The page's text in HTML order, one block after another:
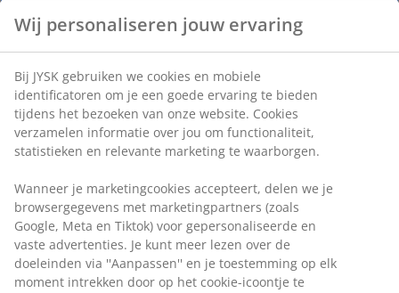
Specificaties
Beoordelingen
(34)
Levering
Wij personaliseren jouw ervaring
Bij JYSK gebruiken we cookies en mobiele
identificatoren om je een goede ervaring te bieden
tijdens het bezoeken van onze website. Cookies
verzamelen informatie over jou om functionaliteit,
Wanneer je marketingcookies accepteert, delen we je
browsergegevens met marketingpartners (zoals Google,
Meta en Tiktok) voor gepersonaliseerde en vaste
advertenties. Je kunt meer lezen over de doeleinden via
''Aanpassen'' en je toestemming op elk moment